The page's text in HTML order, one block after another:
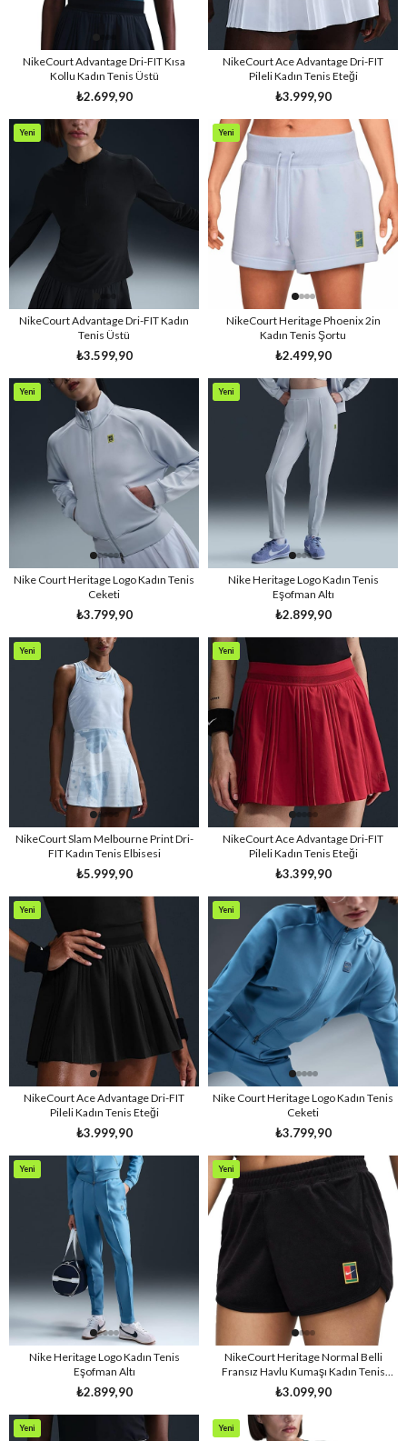
NikeCourt Advantage Dri-FIT Kısa
Kollu Kadın Tenis Üstü
₺2.699,90
NikeCourt Ace Advantage Dri-FIT
Pileli Kadın Tenis Eteği
₺3.999,90
NikeCourt Advantage Dri-FIT Kadın
Tenis Üstü
₺3.599,90
Yeni
NikeCourt Heritage Phoenix 2in
Kadın Tenis Şortu
₺2.499,90
Yeni
Ürün
Nike Court Heritage Logo Kadın Tenis
Ceketi
₺3.799,90
Yeni
Nike Heritage Logo Kadın Tenis
Eşofman Altı
₺2.899,90
Yeni
NikeCourt Slam Melbourne Print Dri-
FIT Kadın Tenis Elbisesi
₺5.999,90
Yeni
NikeCourt Ace Advantage Dri-FIT
Pileli Kadın Tenis Eteği
₺3.399,90
Yeni
NikeCourt Ace Advantage Dri-FIT
Pileli Kadın Tenis Eteği
₺3.999,90
Yeni
Nike Court Heritage Logo Kadın Tenis
Ceketi
₺3.799,90
Yeni
Nike Heritage Logo Kadın Tenis
Eşofman Altı
₺2.899,90
Yeni
NikeCourt Heritage Normal Belli
Fransız Havlu Kumaşı Kadın Tenis
Şortu
₺3.099,90
Yeni
Ürün
Yeni Yeni